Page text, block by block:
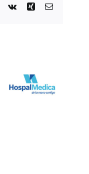
Pinterest
Vk Xing Correo